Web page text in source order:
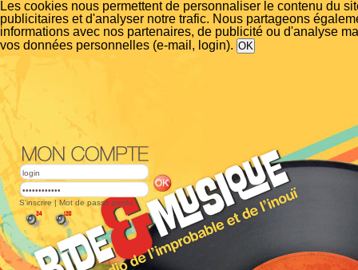
Les cookies nous permettent de personnaliser le contenu du
publicitaires et d'analyser notre trafic. Nous partageons
informations avec nos partenaires, de publicité ou d'analyse
vos données personnelles (e-mail, login).
S'inscrire | Mot de passe perdu